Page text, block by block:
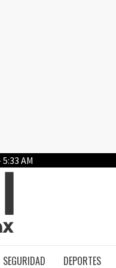
AM
SEGURIDAD DEPORTES